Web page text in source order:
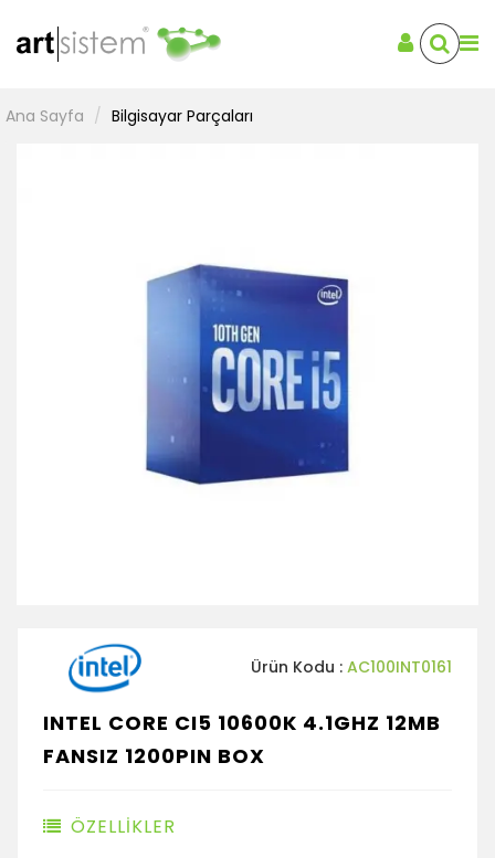
Ana Sayfa Bilgisayar Parçaları
Ürün Kodu : AC100INT0161
INTEL CORE CI5 10600K 4.1GHZ 12MB
FANSIZ 1200PIN BOX
ÖZELLİKLER